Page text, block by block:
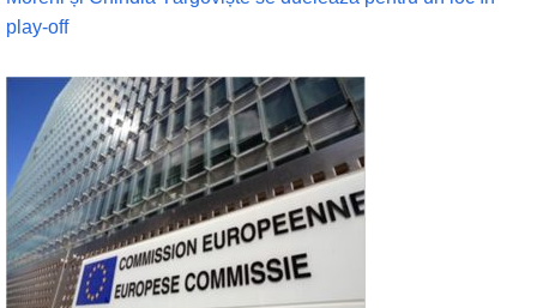
play-off